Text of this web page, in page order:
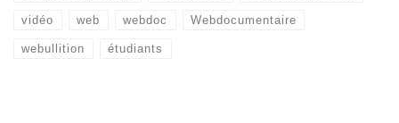
vidéo web webdoc Webdocumentaire
webullition étudiants